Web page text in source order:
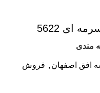
ای 5622
مندی
افق اصفهان , فروش